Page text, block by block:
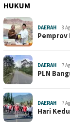
HUKUM
DAERAH 8
Pemprov
DAERAH 7
PLN
DAERAH 7
Hari